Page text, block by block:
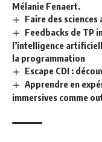
Mélanie Fenaert.
Faire des sciences
Feedbacks de TP
l’intelligence
la programmation
Escape CDI :
Apprendre en
immersives comme